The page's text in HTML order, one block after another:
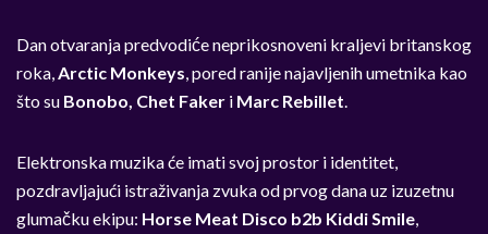
Dan otvaranja predvodiće neprikosnoveni kraljevi britanskog
roka, Arctic Monkeys , pored ranije najavljenih umetnika kao
što su Bonobo, Chet Faker i Marc Rebillet
Elektronska muzika će imati svoj prostor i identitet,
pozdravljajući istraživanja zvuka od prvog dana uz izuzetnu
glumačku ekipu: Horse Meat Disco b2b Kiddi Smile